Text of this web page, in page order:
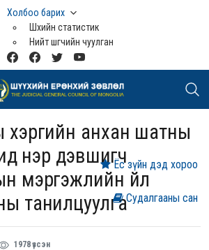
Холбоо барих
Шүүхийн статистик
Нийт шүүгчийн чуулган
хэргийн анхан шатны
нэр дэвшигч
мэргэжлийн үйл
танилцуулга
1978 үзсэн
Судалгааны сан
Ёс зүйн дэд хороо